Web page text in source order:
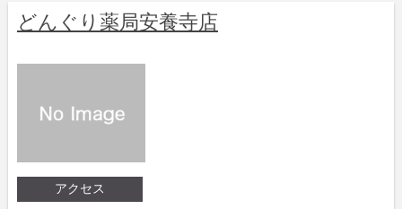
どんぐり薬局安養寺店
アクセス